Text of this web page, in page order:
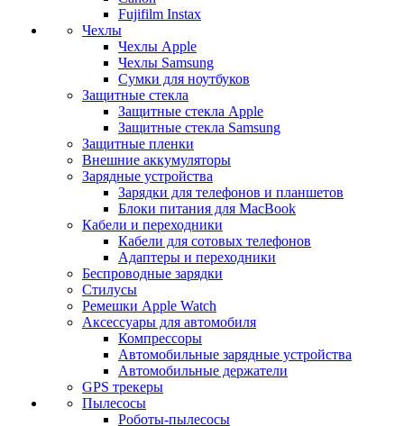
Fujifilm Instax
Чехлы
Чехлы Apple
Чехлы Samsung
Сумки для ноутбуков
Защитные стекла
Защитные стекла Apple
Защитные стекла Samsung
Защитные пленки
Внешние аккумуляторы
Зарядные устройства
Зарядки для телефонов и планшетов
Блоки питания для MacBook
Кабели и переходники
Кабели для сотовых телефонов
Адаптеры и переходники
Беспроводные зарядки
Стилусы
Ремешки Apple Watch
Аксессуары для автомобиля
Компрессоры
Автомобильные зарядные устройства
Автомобильные держатели
GPS трекеры
Пылесосы
Роботы-пылесосы